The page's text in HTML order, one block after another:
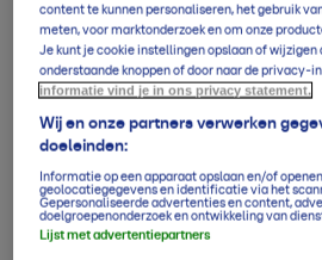
5-daagse per uur
14-daagse verwachting
Klimaatgemiddelden
content te kunnen personaliseren, het gebruik
meten, voor marktonderzoek en om onze
Je kunt je cookie instellingen opslaan of wijzigen
onderstaande knoppen of door naar de privacy-
informatie vind je in ons privacy statement.
Wij en onze partners verwerken
doeleinden:
Informatie op een apparaat opslaan en/of
geolocatiegegevens en identificatie via het
Gepersonaliseerde advertenties en content,
doelgroepenonderzoek en ontwikkeling van
Lijst met advertentiepartners